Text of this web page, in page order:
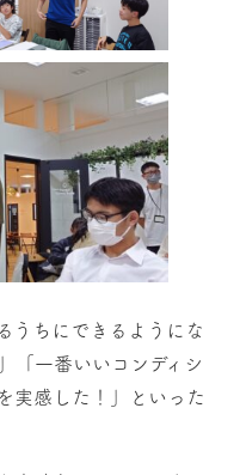
うちにできるようにな
「一番いいコンディシ
実感した！」といった